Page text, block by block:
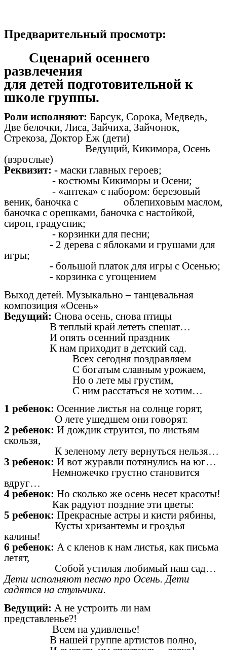
Предварительный просмотр:
Сценарий осеннего
развлечения
для детей подготовительной к
школе группы.
Роли исполняют: Барсук, Сорока, Медведь,
Две белочки, Лиса, Зайчиха, Зайчонок,
Стрекоза, Доктор Еж (дети)
Ведущий, Кикимора, Осень
(взрослые)
Реквизит: - маски главных героев;
- костюмы Кикиморы и Осени;
- «аптека» с набором: березовый
веник, баночка с облепиховым маслом,
баночка с орешками, баночка с настойкой,
сироп, градусник;
- корзинки для песни;
- 2 дерева с яблоками и грушами для
игры;
- большой платок для игры с Осенью;
- корзинка с угощением
Выход детей. Музыкально – танцевальная
композиция «Осень»
Ведущий: Снова осень, снова птицы
В теплый край лететь спешат…
И опять осенний праздник
К нам приходит в детский сад.
Всех сегодня поздравляем
С богатым славным урожаем,
Но о лете мы грустим,
С ним расстаться не хотим…
1 ребенок: Осенние листья на солнце горят,
О лете ушедшем они говорят.
2 ребенок: И дождик струится, по листьям
скользя,
К зеленому лету вернуться нельзя…
3 ребенок: И вот журавли потянулись на юг…
Немножечко грустно становится
вдруг…
4 ребенок: Но сколько же осень несет красоты!
Как радуют поздние эти цветы:
5 ребенок: Прекрасные астры и кисти рябины,
Кусты хризантемы и гроздья
калины!
6 ребенок: А с кленов к нам листья, как письма
летят,
Собой устилая любимый наш сад…
Дети исполняют песню про Осень. Дети
садятся на стульчики.
Ведущий: А не устроить ли нам
представленье?!
Всем на удивленье!
В нашей группе артистов полно,